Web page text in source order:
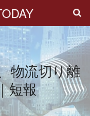
物流切り離
短報